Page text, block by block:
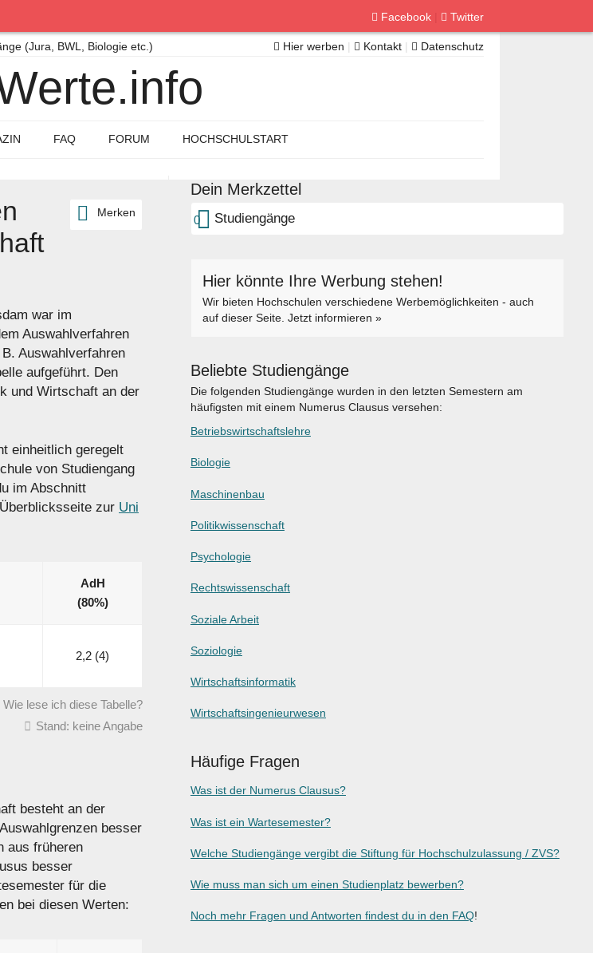
Merken
war im
Auswahlverfahren
Auswahlverfahren
aufgeführt. Den
und Wirtschaft an der
einheitlich geregelt
von Studiengang
im Abschnitt
zur Uni
AdH
(80%)
2,2 (4)
Wie lese ich diese Tabelle?
Stand: keine Angabe
besteht an der
besser
aus früheren
besser
für die
bei diesen Werten:
Dein Merkzettel
0 Studiengänge
Hier könnte Ihre Werbung stehen!
Wir bieten Hochschulen verschiedene Werbemöglichkeiten - auch
auf dieser Seite. Jetzt informieren »
Beliebte Studiengänge
Die folgenden Studiengänge wurden in den letzten Semestern am
häufigsten mit einem Numerus Clausus versehen:
Betriebswirtschaftslehre
Biologie
Maschinenbau
Politikwissenschaft
Psychologie
Rechtswissenschaft
Soziale Arbeit
Soziologie
Wirtschaftsinformatik
Wirtschaftsingenieurwesen
Häufige Fragen
Was ist der Numerus Clausus?
Was ist ein Wartesemester?
Welche Studiengänge vergibt die Stiftung für Hochschulzulassung / ZVS?
Wie muss man sich um einen Studienplatz bewerben?
Noch mehr Fragen und Antworten findest du in den FAQ!
Facebook Twitter
(Jura, BWL, Biologie etc.) Hier werben | Kontakt | Datenschutz
FAQ FORUM HOCHSCHULSTART